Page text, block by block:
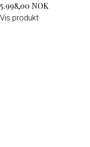
5.998,00 NOK
Vis produkt